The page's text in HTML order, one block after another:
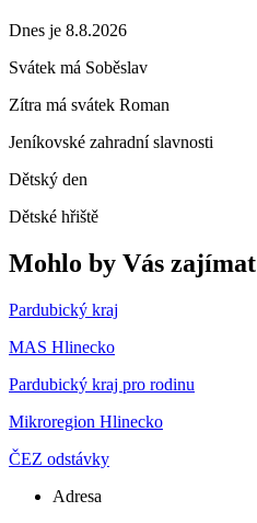
Dnes je 8.8.2026
Svátek má Soběslav
Zítra má svátek Roman
Jeníkovské zahradní slavnosti
Dětský den
Dětské hřiště
Mohlo by Vás zajímat
Pardubický kraj
MAS Hlinecko
Pardubický kraj pro rodinu
Mikroregion Hlinecko
ČEZ odstávky
Adresa